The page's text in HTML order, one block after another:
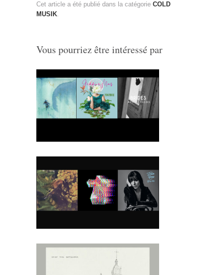
Cet article a été publié dans la catégorie COLD
MUSIK.
Vous pourriez être intéressé par